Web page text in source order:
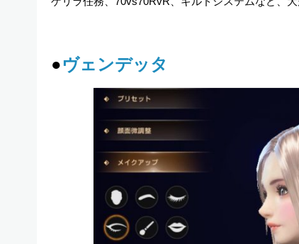
●ヴェンデッタ